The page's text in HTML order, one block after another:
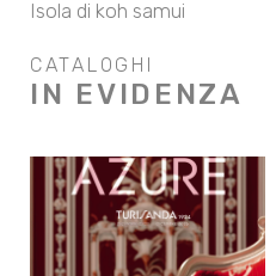
Isola di koh samui
CATALOGHI
IN EVIDENZA